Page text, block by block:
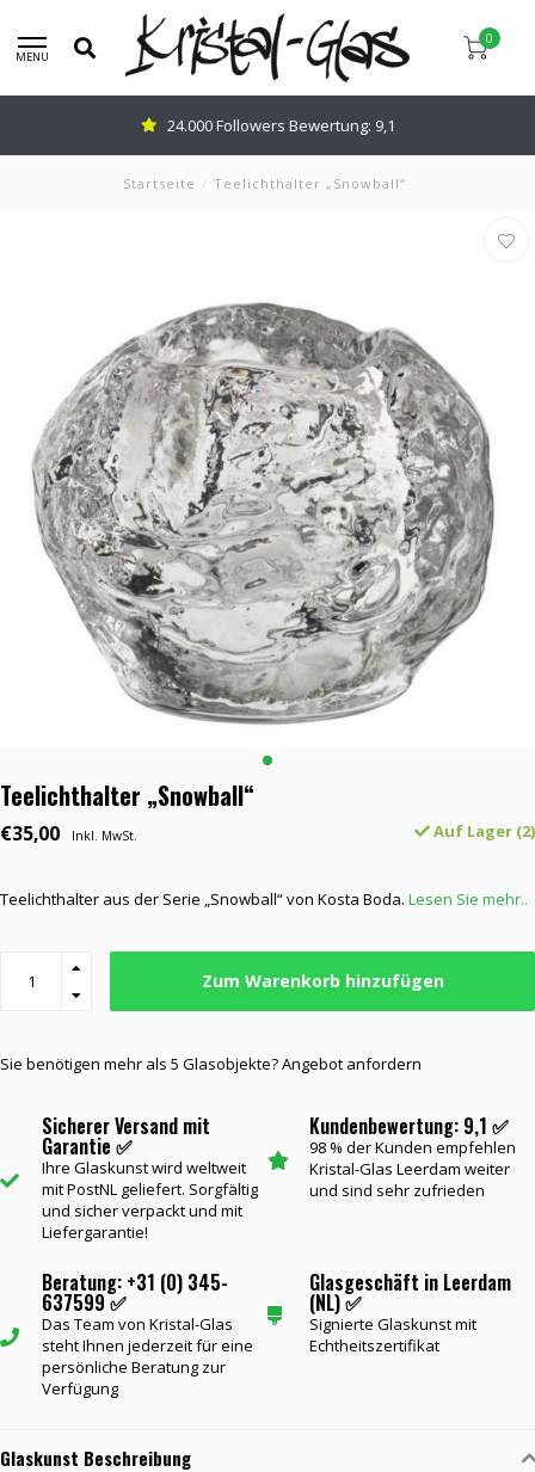
MENU
0
24.000 Followers Bewertung: 9,1
Startseite / Teelichthalter „Snowball“
Teelichthalter „Snowball“
€35,00 Inkl. MwSt. Auf Lager (2)
Teelichthalter aus der Serie „Snowball“ von Kosta Boda. Lesen Sie mehr..
Zum Warenkorb hinzufügen
Sie benötigen mehr als 5 Glasobjekte? Angebot anfordern
Sicherer Versand mit
Garantie ✅
Ihre Glaskunst wird weltweit
mit PostNL geliefert. Sorgfältig
und sicher verpackt und mit
Liefergarantie!
Kundenbewertung: 9,1 ✅
98 % der Kunden empfehlen
Kristal-Glas Leerdam weiter
und sind sehr zufrieden
Beratung: +31 (0) 345-
637599 ✅
Das Team von Kristal-Glas
steht Ihnen jederzeit für eine
persönliche Beratung zur
Verfügung
Glasgeschäft in Leerdam
(NL) ✅
Signierte Glaskunst mit
Echtheitszertifikat
Glaskunst Beschreibung